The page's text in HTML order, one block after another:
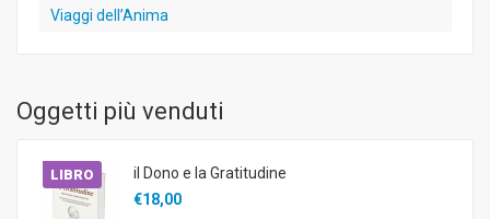
Viaggi dell’Anima
Oggetti più venduti
LIBRO
il Dono e la Gratitudine
€18,00